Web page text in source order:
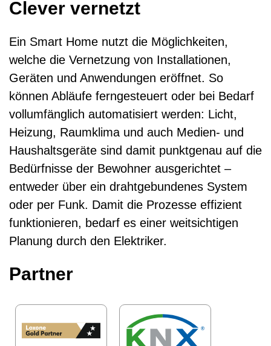
Kontaktformular
Clever vernetzt
Ein Smart Home nutzt die Möglichkeiten,
welche die Vernetzung von Installationen,
Geräten und Anwendungen eröffnet. So
können Abläufe ferngesteuert oder bei Bedarf
vollumfänglich automatisiert werden: Licht,
Heizung, Raumklima und auch Medien- und
Haushaltsgeräte sind damit punktgenau auf die
Bedürfnisse der Bewohner ausgerichtet –
entweder über ein drahtgebundenes System
oder per Funk. Damit die Prozesse effizient
funktionieren, bedarf es einer weitsichtigen
Planung durch den Elektriker.
Partner